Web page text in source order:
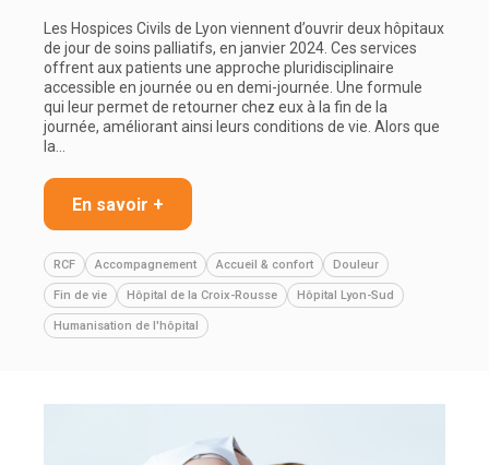
Les Hospices Civils de Lyon viennent d’ouvrir deux hôpitaux
de jour de soins palliatifs, en janvier 2024. Ces services
offrent aux patients une approche pluridisciplinaire
accessible en journée ou en demi-journée. Une formule
qui leur permet de retourner chez eux à la fin de la
journée, améliorant ainsi leurs conditions de vie. Alors que
la…
En savoir +
RCF Accompagnement Accueil & confort Douleur
Fin de vie Hôpital de la Croix-Rousse Hôpital Lyon-Sud
Humanisation de l'hôpital